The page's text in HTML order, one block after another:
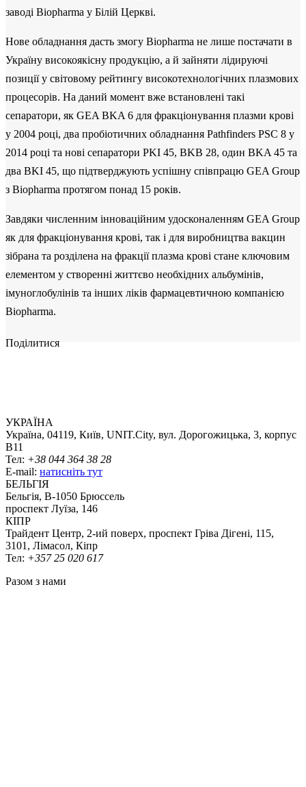
заводі Biopharma у Білій Церкві.
Нове обладнання дасть змогу Biopharma не лише постачати в
Україну високоякісну продукцію, а й зайняти лідируючі
позиції у світовому рейтингу високотехнологічних плазмових
процесорів. На даний момент вже встановлені такі
сепаратори, як GEA BKA 6 для фракціонування плазми крові
у 2004 році, два пробіотичних обладнання Pathfinders PSC 8 у
2014 році та нові сепаратори PKI 45, BKB 28, один BKA 45 та
два BKI 45, що підтверджують успішну співпрацю GEA Group
з Biopharma протягом понад 15 років.
Завдяки численним інноваційним удосконаленням GEA Group
як для фракціонування крові, так і для виробництва вакцин
зібрана та розділена на фракції плазма крові стане ключовим
елементом у створенні життєво необхідних альбумінів,
імуноглобулінів та інших ліків фармацевтичною компанією
Biopharma.
Поділитися
УКРАЇНА
Україна, 04119, Київ, UNIT.City, вул. Дорогожицька, 3, корпус
B11
Тел: +38 044 364 38 28
E-mail: натисніть тут
БЕЛЬГІЯ
Бельгія, В-1050 Брюссель
проспект Луїза, 146
КІПР
Трайдент Центр, 2-ий поверх, проспект Гріва Дігені, 115,
3101, Лімасол, Кіпр
Тел: +357 25 020 617
Разом з нами